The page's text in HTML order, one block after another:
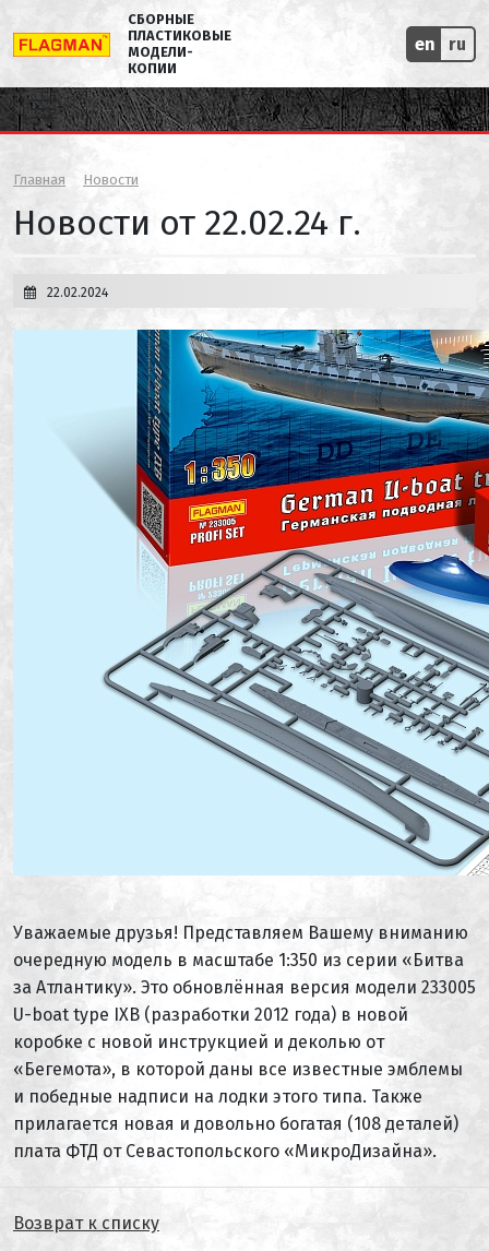
СБОРНЫЕ
ПЛАСТИКОВЫЕ
МОДЕЛИ-
КОПИИ
en ru
Главная Новости
Новости от 22.02.24 г.
22.02.2024
Уважаемые друзья! Представляем Вашему вниманию
очередную модель в масштабе 1:350 из серии «Битва
за Атлантику». Это обновлённая версия модели 233005
U-boat type IXB (разработки 2012 года) в новой
коробке с новой инструкцией и деколью от
«Бегемота», в которой даны все известные эмблемы
и победные надписи на лодки этого типа. Также
прилагается новая и довольно богатая (108 деталей)
плата ФТД от Севастопольского «МикроДизайна».
Возврат к списку